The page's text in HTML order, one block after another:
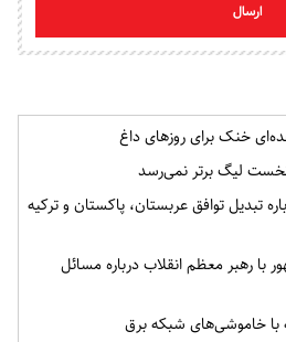
ارسال
خنک برای روزهای داغ
لیگ برتر نمی‌رسد
تبدیل توافق عربستان، پاکستان و ترکیه
با رهبر معظم انقلاب درباره مسائل
با خاموشی‌های شبکه برق